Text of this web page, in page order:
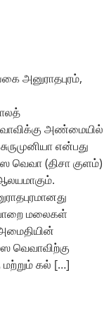
அனுராதபுரம்,
அண்மையில்
என்பது
வெவா (திசா குளம்)
மலைகள்
வெவாவிற்கு
கல் […]